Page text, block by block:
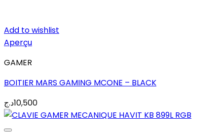
Add to wishlist
Aperçu
GAMER
BOITIER MARS GAMING MCONE – BLACK
10,500د.ج